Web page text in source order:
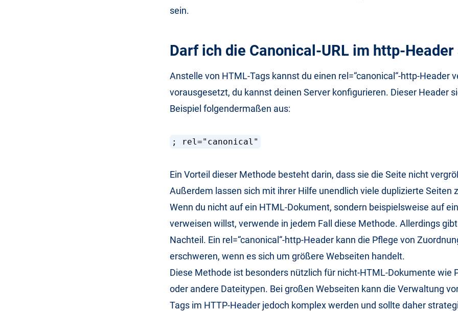
sein.
Darf ich die Canonical-URL im http-Header
Anstelle von HTML-Tags kannst du einen rel=“canonical“-http-Header
vorausgesetzt, du kannst deinen Server konfigurieren. Dieser Header
Beispiel folgendermaßen aus:
; rel="canonical"
Ein Vorteil dieser Methode besteht darin, dass sie die Seite nicht
Außerdem lassen sich mit ihrer Hilfe unendlich viele duplizierte Seiten
Wenn du nicht auf ein HTML-Dokument, sondern beispielsweise auf
verweisen willst, verwende in jedem Fall diese Methode. Allerdings
Nachteil. Ein rel=“canonical“-http-Header kann die Pflege von
erschweren, wenn es sich um größere Webseiten handelt.
Diese Methode ist besonders nützlich für nicht-HTML-Dokumente wie
oder andere Dateitypen. Bei großen Webseiten kann die Verwaltung
Tags im HTTP-Header jedoch komplex werden und sollte daher